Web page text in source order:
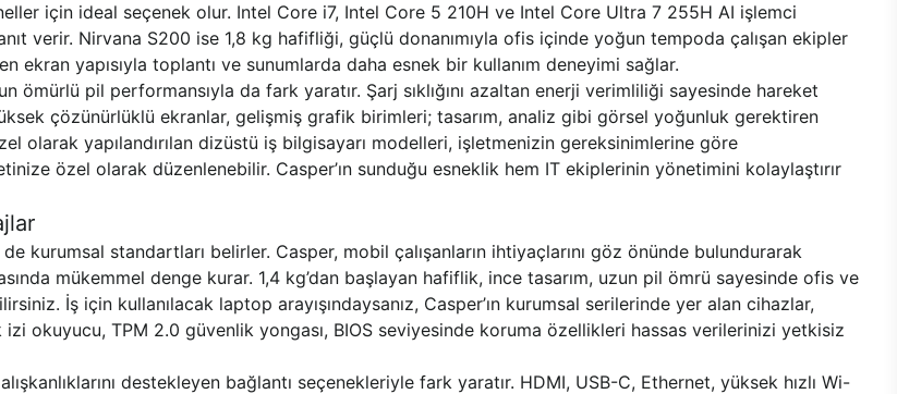
için ideal seçenek olur. Intel Core i7, Intel Core 5 210H ve Intel Core Ultra 7 255H AI işlemci
verir. Nirvana S200 ise 1,8 kg hafifliği, güçlü donanımıyla ofis içinde yoğun tempoda çalışan ekipler
ekran yapısıyla toplantı ve sunumlarda daha esnek bir kullanım deneyimi sağlar.
ömürlü pil performansıyla da fark yaratır. Şarj sıklığını azaltan enerji verimliliği sayesinde hareket
çözünürlüklü ekranlar, gelişmiş grafik birimleri; tasarım, analiz gibi görsel yoğunluk gerektiren
olarak yapılandırılan dizüstü iş bilgisayarı modelleri, işletmenizin gereksinimlerine göre
özel olarak düzenlenebilir. Casper’ın sunduğu esneklik hem IT ekiplerinin yönetimini kolaylaştırır
kurumsal standartları belirler. Casper, mobil çalışanların ihtiyaçlarını göz önünde bulundurarak
mükemmel denge kurar. 1,4 kg’dan başlayan hafiflik, ince tasarım, uzun pil ömrü sayesinde ofis ve
İş için kullanılacak laptop arayışındaysanız, Casper’ın kurumsal serilerinde yer alan cihazlar,
okuyucu, TPM 2.0 güvenlik yongası, BIOS seviyesinde koruma özellikleri hassas verilerinizi yetkisiz
destekleyen bağlantı seçenekleriyle fark yaratır. HDMI, USB-C, Ethernet, yüksek hızlı Wi-